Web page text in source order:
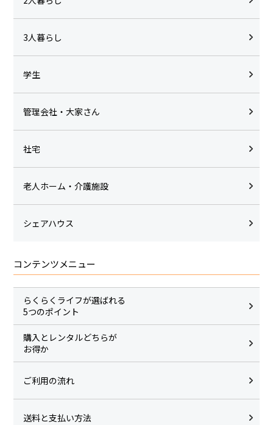
3人暮らし
学生
管理会社・大家さん
社宅
老人ホーム・介護施設
シェアハウス
コンテンツメニュー
らくらくライフが選ばれる
5つのポイント
購入とレンタルどちらが
お得か
ご利用の流れ
送料と支払い方法